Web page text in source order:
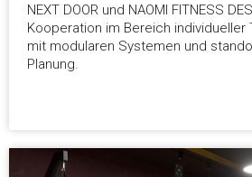
NEXT DOOR und NAOMI FITNESS
Kooperation im Bereich individueller
mit modularen Systemen und
Planung.